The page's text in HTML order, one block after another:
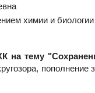
химии и биологии
на тему
пополнение